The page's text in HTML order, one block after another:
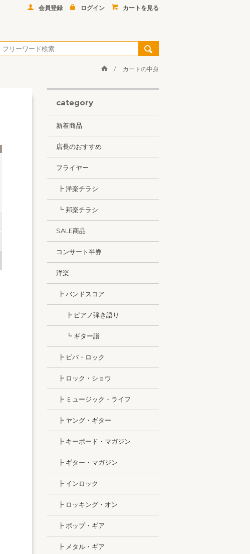
会員登録 ログイン カートを見る
カートの中身
category
新着商品
店長のおすすめ
フライヤー
┣ 洋楽チラシ
┗ 邦楽チラシ
SALE商品
コンサート半券
洋楽
┣ バンドスコア
┣ ピアノ弾き語り
┗ ギター譜
┣ ビバ・ロック
┣ ロック・ショウ
┣ ミュージック・ライフ
┣ ヤング・ギター
┣ キーボード・マガジン
┣ ギター・マガジン
┣ インロック
┣ ロッキング・オン
┣ ポップ・ギア
┣ メタル・ギア